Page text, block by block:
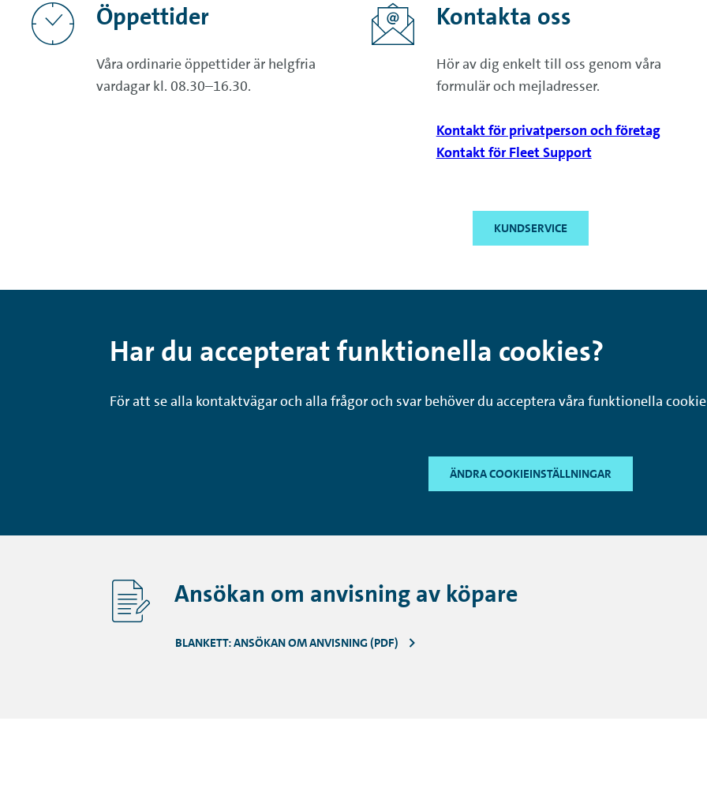
Öppettider
Våra ordinarie öppettider är helgfria
vardagar kl. 08.30–16.30.
Kontakta oss
Hör av dig enkelt till oss genom våra
formulär och mejladresser.
Kontakt för privatperson och företag
Kontakt för Fleet Support
KUNDSERVICE
Har du accepterat funktionella cookies?
För att se alla kontaktvägar och alla frågor och svar behöver du acceptera våra funktionella
ÄNDRA COOKIEINSTÄLLNINGAR
Ansökan om anvisning av köpare
BLANKETT: ANSÖKAN OM ANVISNING (PDF)